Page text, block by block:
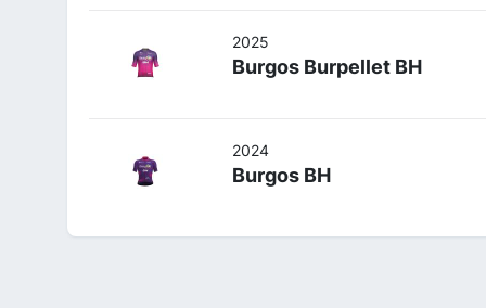
2025
Burgos Burpellet BH
2024
Burgos BH